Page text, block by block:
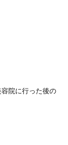
院に行った後の